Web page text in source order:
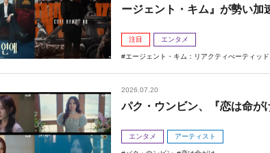
ージェント・キム』が勢い加
注目 エンタメ
エージェント・キム：リアクティべーティッド
2026.07.20
パク・ウンビン、『恋は命が
エンタメ アーティスト